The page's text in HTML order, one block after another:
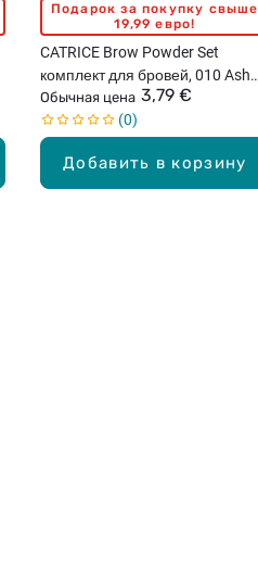
Добавить в корзину
Подарок за покупку свыше
19,99 евро!
CATRICE Brow Powder Set
комплект для бровей, 010 Ash
Blond, 4г
Обычная цена 3,79 €
0